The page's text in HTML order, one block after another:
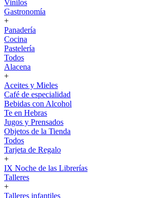
Vinilos
Gastronomía
+
Panadería
Cocina
Pastelería
Todos
Alacena
+
Aceites y Mieles
Café de especialidad
Bebidas con Alcohol
Te en Hebras
Jugos y Prensados
Objetos de la Tienda
Todos
Tarjeta de Regalo
+
IX Noche de las Librerías
Talleres
+
Talleres infantiles